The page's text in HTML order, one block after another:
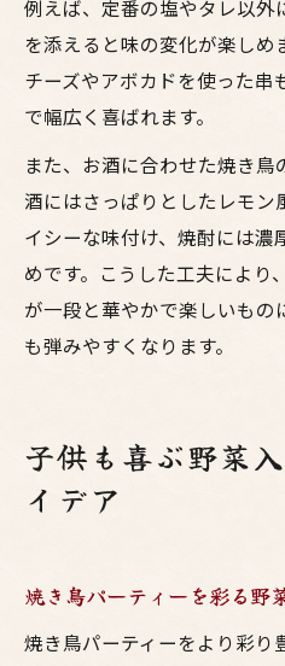
例えば、定番の塩やタレ以外
を添えると味の変化が楽しめ
チーズやアボカドを使った串
で幅広く喜ばれます。
また、お酒に合わせた焼き
酒にはさっぱりとしたレモ
イシーな味付け、焼酎には濃
めです。こうした工夫により
が一段と華やかで楽しいもの
も弾みやすくなります。
子供も喜ぶ野菜
イデア
焼き鳥パーティーを彩る野
焼き鳥パーティーをより彩り